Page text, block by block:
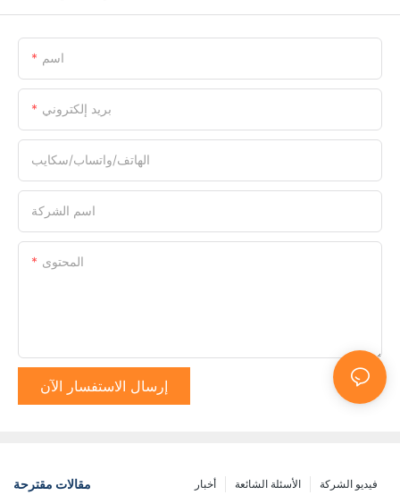
اسم
بريد إلكتروني
الهاتف/واتساب/سكايب
اسم الشركة
المحتوى
إرسال الاستفسار الآن
مقالات مقترحة فيديو الشركة الأسئلة الشائعة أخبار